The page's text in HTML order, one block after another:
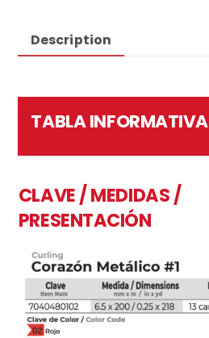
Description
TABLA INFORMATIVA
CLAVE / MEDIDAS /
PRESENTACIÓN